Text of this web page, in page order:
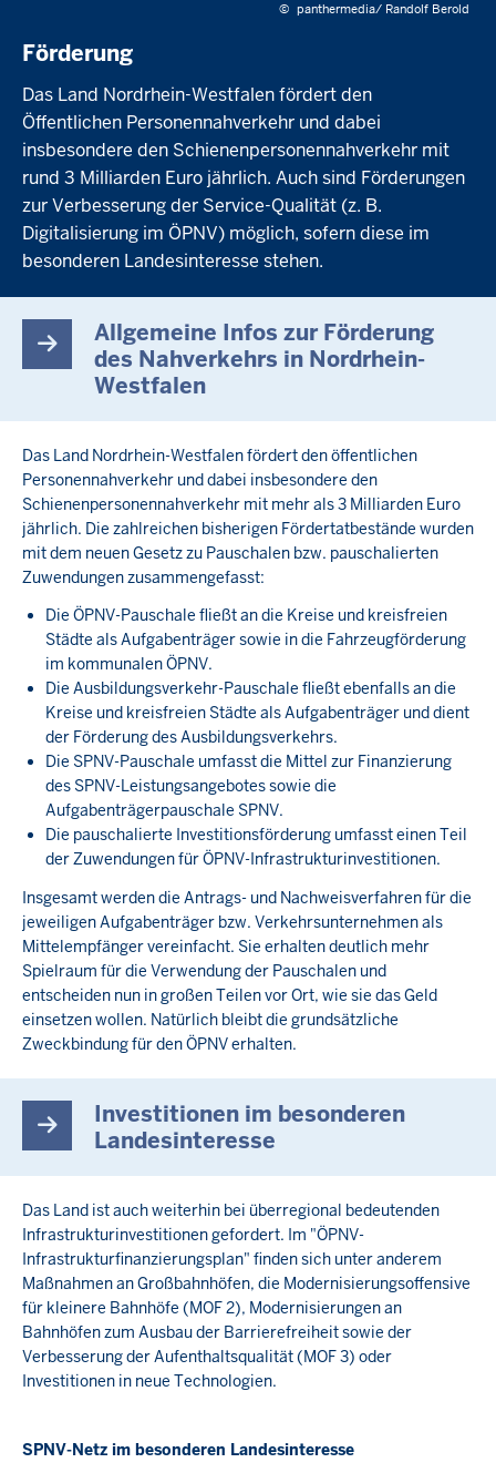
© panthermedia/ Randolf Berold
Förderung
Das Land Nordrhein-Westfalen fördert den
Öffentlichen Personennahverkehr und dabei
insbesondere den Schienenpersonennahverkehr mit
rund 3 Milliarden Euro jährlich. Auch sind Förderungen
zur Verbesserung der Service-Qualität (z. B.
Digitalisierung im ÖPNV) möglich, sofern diese im
besonderen Landesinteresse stehen.
Allgemeine Infos zur Förderung
des Nahverkehrs in Nordrhein-
Westfalen
Das Land Nordrhein-Westfalen fördert den öffentlichen
Personennahverkehr und dabei insbesondere den
Schienenpersonennahverkehr mit mehr als 3 Milliarden Euro
jährlich. Die zahlreichen bisherigen Fördertatbestände wurden
mit dem neuen Gesetz zu Pauschalen bzw. pauschalierten
Zuwendungen zusammengefasst:
Die ÖPNV-Pauschale fließt an die Kreise und kreisfreien
Städte als Aufgabenträger sowie in die Fahrzeugförderung
im kommunalen ÖPNV.
Die Ausbildungsverkehr-Pauschale fließt ebenfalls an die
Kreise und kreisfreien Städte als Aufgabenträger und dient
der Förderung des Ausbildungsverkehrs.
Die SPNV-Pauschale umfasst die Mittel zur Finanzierung
des SPNV-Leistungsangebotes sowie die
Aufgabenträgerpauschale SPNV.
Die pauschalierte Investitionsförderung umfasst einen Teil
der Zuwendungen für ÖPNV-Infrastrukturinvestitionen.
Insgesamt werden die Antrags- und Nachweisverfahren für die
jeweiligen Aufgabenträger bzw. Verkehrsunternehmen als
Mittelempfänger vereinfacht. Sie erhalten deutlich mehr
Spielraum für die Verwendung der Pauschalen und
entscheiden nun in großen Teilen vor Ort, wie sie das Geld
einsetzen wollen. Natürlich bleibt die grundsätzliche
Zweckbindung für den ÖPNV erhalten.
Investitionen im besonderen
Landesinteresse
Das Land ist auch weiterhin bei überregional bedeutenden
Infrastrukturinvestitionen gefordert. Im "ÖPNV-
Infrastrukturfinanzierungsplan" finden sich unter anderem
Maßnahmen an Großbahnhöfen, die Modernisierungsoffensive
für kleinere Bahnhöfe (MOF 2), Modernisierungen an
Bahnhöfen zum Ausbau der Barrierefreiheit sowie der
Verbesserung der Aufenthaltsqualität (MOF 3) oder
Investitionen in neue Technologien.
SPNV-Netz im besonderen Landesinteresse